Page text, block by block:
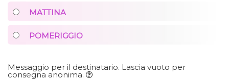
MATTINA
POMERIGGIO
Messaggio per il destinatario. Lascia vuoto per
consegna anonima.